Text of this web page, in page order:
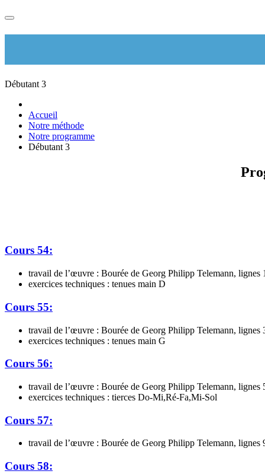
Débutant 3
Accueil
Notre méthode
Notre programme
Débutant 3
Cours 54:
travail de l’œuvre : Bourée de Georg Philipp Telemann, lignes
exercices techniques : tenues main D
Cours 55:
travail de l’œuvre : Bourée de Georg Philipp Telemann, lignes
exercices techniques : tenues main G
Cours 56:
travail de l’œuvre : Bourée de Georg Philipp Telemann, lignes
exercices techniques : tierces Do-Mi,Ré-Fa,Mi-Sol
Cours 57:
travail de l’œuvre : Bourée de Georg Philipp Telemann, lignes
Cours 58: